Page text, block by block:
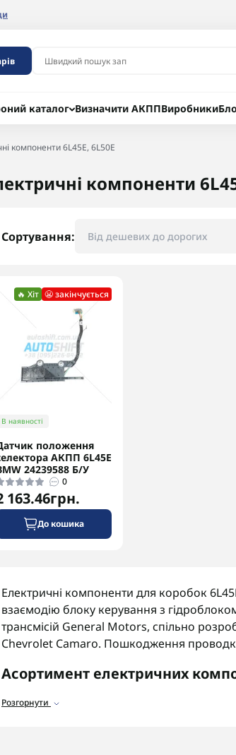
каталог Визначити АКППВиробники
компоненти 6L45E, 6L50E
компоненти
Сортування:
🔥 Хіт 😬 закінчується
В наявності
положення
АКПП 6L45E
24239588 Б/У
0
163.46грн.
До кошика
Електричні компоненти для коробок
взаємодію блоку керування з
трансмісій General Motors, спільно
Chevrolet Camaro. Пошкодження
Асортимент електричних
Розгорнути